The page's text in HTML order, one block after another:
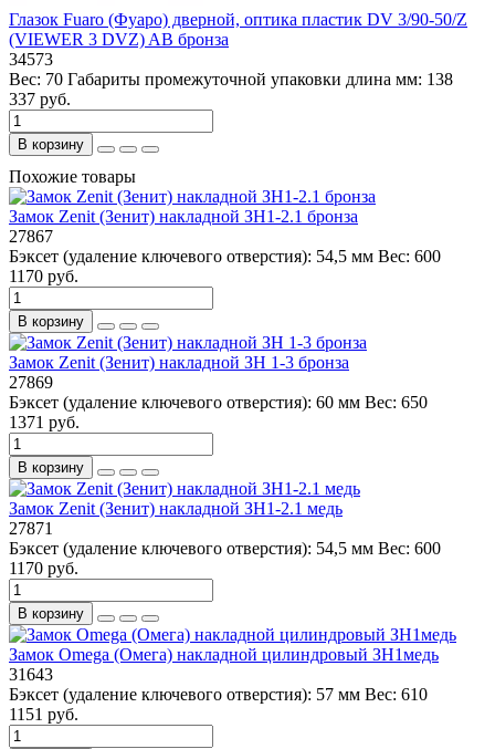
Глазок Fuaro (Фуаро) дверной, оптика пластик DV 3/90-50/Z
(VIEWER 3 DVZ) AB бронза
34573
Вес: 70 Габариты промежуточной упаковки длина мм: 138
337 руб.
В корзину
Похожие товары
Замок Zenit (Зенит) накладной ЗН1-2.1 бронза
27867
Бэксет (удаление ключевого отверстия): 54,5 мм Вес: 600
1170 руб.
В корзину
Замок Zenit (Зенит) накладной ЗН 1-3 бронза
27869
Бэксет (удаление ключевого отверстия): 60 мм Вес: 650
1371 руб.
В корзину
Замок Zenit (Зенит) накладной ЗН1-2.1 медь
27871
Бэксет (удаление ключевого отверстия): 54,5 мм Вес: 600
1170 руб.
В корзину
Замок Omega (Омега) накладной цилиндровый ЗН1медь
31643
Бэксет (удаление ключевого отверстия): 57 мм Вес: 610
1151 руб.